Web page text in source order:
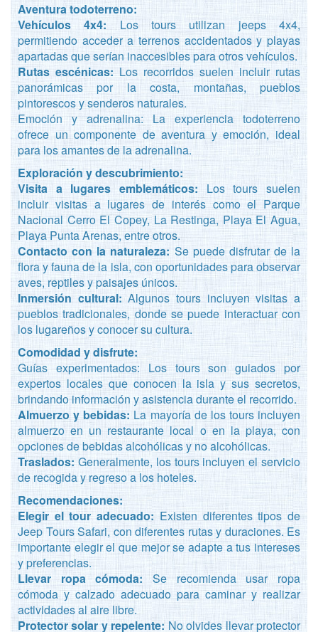
Aventura todoterreno:
Vehículos 4x4: Los tours utilizan jeeps 4x4,
permitiendo acceder a terrenos accidentados y playas
apartadas que serían inaccesibles para otros vehículos.
Rutas escénicas:Los recorridos suelen incluir rutas
panorámicas por la costa, montañas, pueblos
pintorescos y senderos naturales.
Emoción y adrenalina: La experiencia todoterreno
ofrece un componente de aventura y emoción, ideal
para los amantes de la adrenalina.
Exploración y descubrimiento:
Visita a lugares emblemáticos: Los tours suelen
incluir visitas a lugares de interés como el Parque
Nacional Cerro El Copey, La Restinga, Playa El Agua,
Playa Punta Arenas, entre otros.
Contacto con la naturaleza: Se puede disfrutar de la
flora y fauna de la isla, con oportunidades para observar
aves, reptiles y paisajes únicos.
Inmersión cultural: Algunos tours incluyen visitas a
pueblos tradicionales, donde se puede interactuar con
los lugareños y conocer su cultura.
Comodidad y disfrute:
Guías experimentados: Los tours son guiados por
expertos locales que conocen la isla y sus secretos,
brindando información y asistencia durante el recorrido.
Almuerzo y bebidas: La mayoría de los tours incluyen
almuerzo en un restaurante local o en la playa, con
opciones de bebidas alcohólicas y no alcohólicas.
Traslados: Generalmente, los tours incluyen el servicio
de recogida y regreso a los hoteles.
Recomendaciones:
Elegir el tour adecuado: Existen diferentes tipos de
Jeep Tours Safari, con diferentes rutas y duraciones. Es
importante elegir el que mejor se adapte a tus intereses
y preferencias.
Llevar ropa cómoda: Se recomienda usar ropa
cómoda y calzado adecuado para caminar y realizar
actividades al aire libre.
Protector solar y repelente: No olvides llevar protector